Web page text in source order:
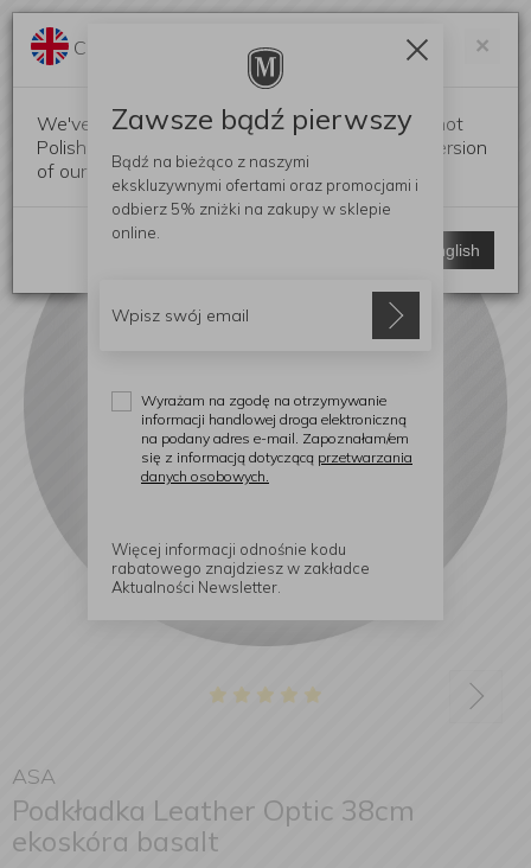
ASA
Podkładka Leather Optic 38cm
ekoskóra basalt
×
Change language?
We've detected that your browser language is not
Polish. Would you like to switch to the English version
of our website?
Switch to English
Zawsze bądź pierwszy
Bądź na bieżąco z naszymi
ekskluzywnymi ofertami oraz promocjami i
odbierz 5% zniżki na zakupy w sklepie
online.
Wyrażam na zgodę na otrzymywanie
informacji handlowej droga elektroniczną
na podany adres e-mail. Zapoznałam/em
się z informacją dotyczącą przetwarzania
danych osobowych.
Więcej informacji odnośnie kodu
rabatowego znajdziesz w zakładce
Aktualności Newsletter.